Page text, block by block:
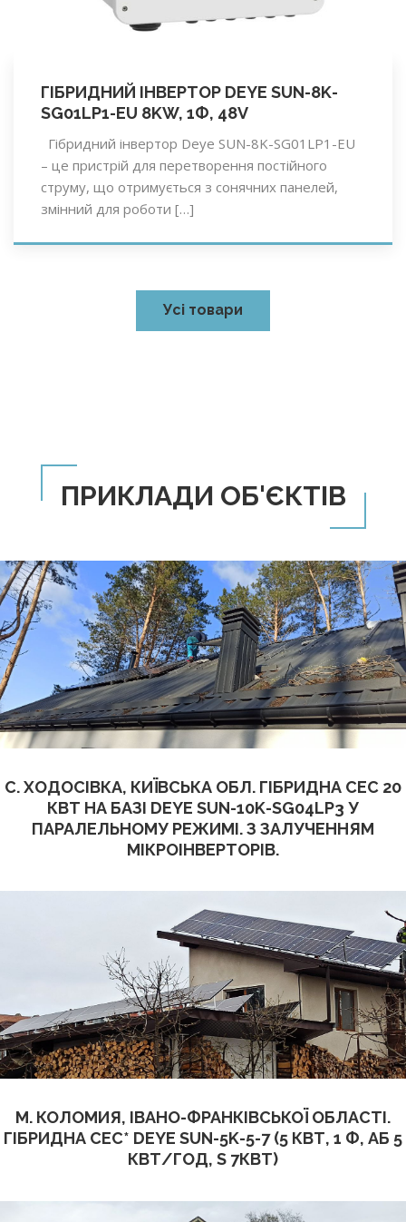
ГІБРИДНИЙ ІНВЕРТОР DEYE SUN-8K-
SG01LP1-EU 8KW, 1Ф, 48V
Гібридний інвертор Deye SUN-8K-SG01LP1-EU
– це пристрій для перетворення постійного
струму, що отримується з сонячних панелей,
змінний для роботи […]
Усі товари
ПРИКЛАДИ ОБ'ЄКТІВ
С. ХОДОСІВКА, КИЇВСЬКА ОБЛ. ГІБРИДНА СЕС 20
КВТ НА БАЗІ DEYE SUN-10K-SG04LP3 У
ПАРАЛЕЛЬНОМУ РЕЖИМІ. З ЗАЛУЧЕННЯМ
МІКРОІНВЕРТОРІВ.
М. КОЛОМИЯ, ІВАНО-ФРАНКІВСЬКОЇ ОБЛАСТІ.
ГІБРИДНА СЕС* DEYE SUN-5K-5-7 (5 КВТ, 1 Ф, АБ 5
КВТ/ГОД, S 7КВТ)